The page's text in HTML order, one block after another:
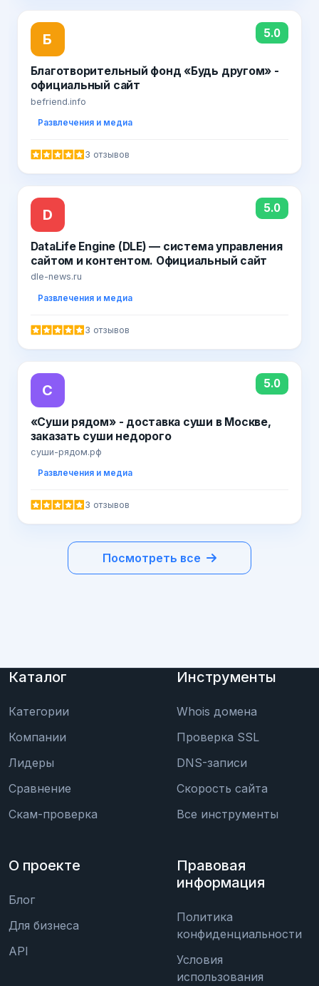
Б 5.0
Благотворительный фонд «Будь другом» -
официальный сайт
befriend.info
Развлечения и медиа
3 отзывов
D 5.0
DataLife Engine (DLE) — система управления
сайтом и контентом. Официальный сайт
dle-news.ru
Развлечения и медиа
3 отзывов
C 5.0
«Cуши рядом» - доставка суши в Москве,
заказать суши недорого
суши-рядом.рф
Развлечения и медиа
3 отзывов
Посмотреть все
Каталог
Категории
Компании
Лидеры
Сравнение
Скам-проверка
Инструменты
Whois домена
Проверка SSL
DNS-записи
Скорость сайта
Все инструменты
О проекте
Блог
Для бизнеса
API
Правовая
информация
Политика
конфиденциальности
Условия
использования